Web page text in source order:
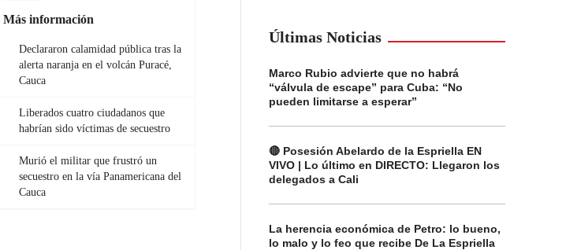
Más información
Declararon calamidad pública tras la
alerta naranja en el volcán Puracé,
Cauca
Liberados cuatro ciudadanos que
habrían sido víctimas de secuestro
Murió el militar que frustró un
secuestro en la vía Panamericana del
Cauca
Últimas Noticias
Marco Rubio advierte que no habrá
“válvula de escape” para Cuba: “No
pueden limitarse a esperar”
🔴 Posesión Abelardo de la Espriella EN
VIVO | Lo último en DIRECTO: Llegaron los
delegados a Cali
La herencia económica de Petro: lo bueno,
lo malo y lo feo que recibe De La Espriella